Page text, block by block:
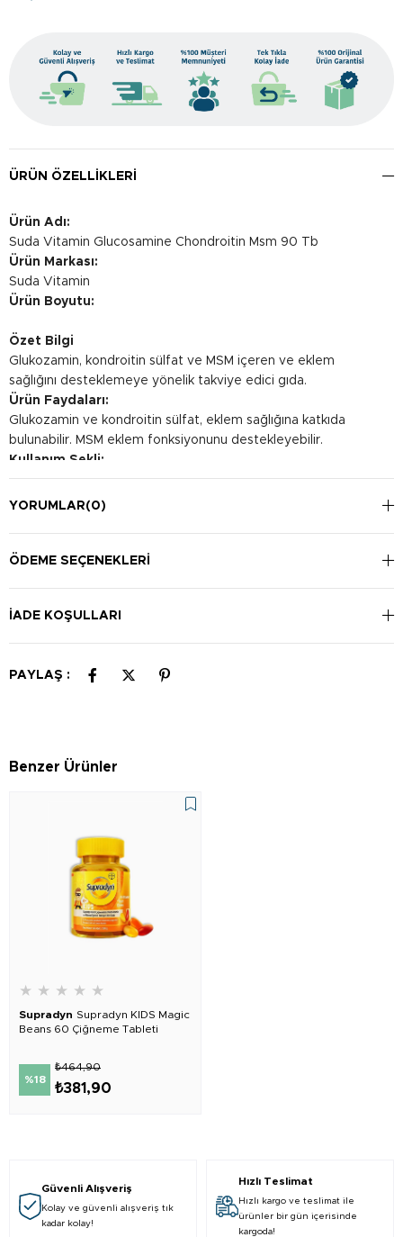
ÜRÜN ÖZELLIKLERI
Ürün Adı:
Suda Vitamin Glucosamine Chondroitin Msm 90 Tb
Ürün Markası:
Suda Vitamin
Ürün Boyutu:
Özet Bilgi
Glukozamin, kondroitin sülfat ve MSM içeren ve eklem
sağlığını desteklemeye yönelik takviye edici gıda.
Ürün Faydaları:
Glukozamin ve kondroitin sülfat, eklem sağlığına katkıda
bulunabilir. MSM eklem fonksiyonunu destekleyebilir.
Kullanım Şekli:
Günde 3 tablet yemeklerden sonra tüketilmesi önerilir.
YORUMLAR(0)
ÖDEME SEÇENEKLERI
İADE KOŞULLARI
PAYLAŞ :
Benzer Ürünler
★ ★ ★ ★ ★
Supradyn Supradyn KIDS Magic
Beans 60 Çiğneme Tableti
%18
₺381,90
₺464,90
Güvenli Alışveriş
Kolay ve güvenli alışveriş tık
kadar kolay!
Hızlı Teslimat
Hızlı kargo ve teslimat ile
ürünler bir gün içerisinde
kargoda!